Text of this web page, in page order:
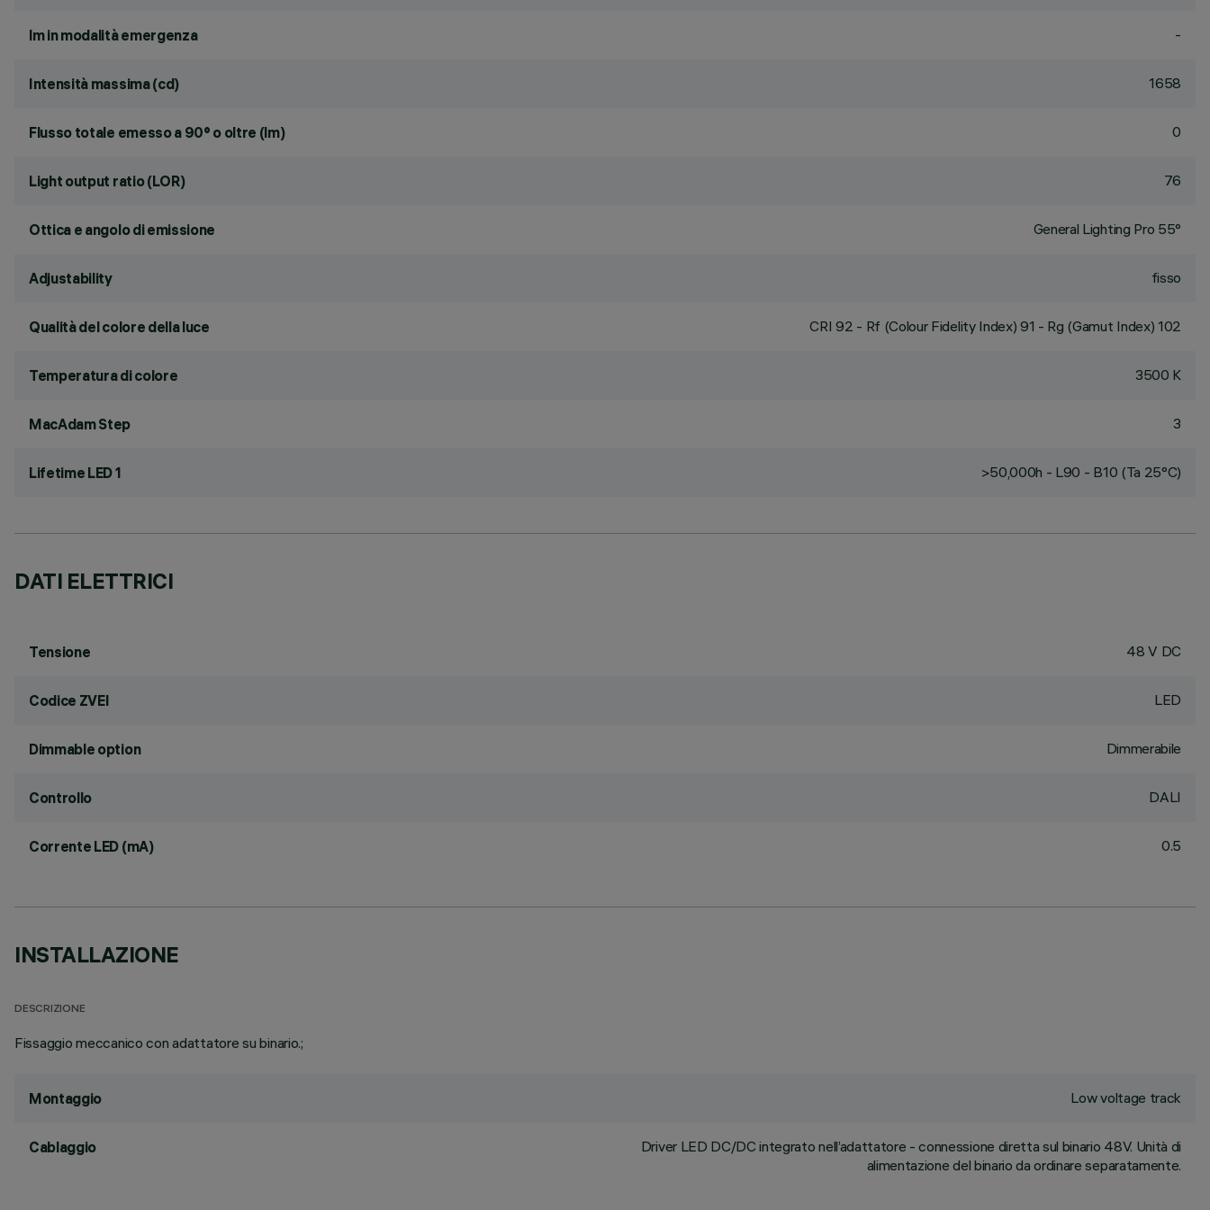
lm in modalità emergenza -
Intensità massima (cd) 1658
Flusso totale emesso a 90° o oltre (lm) 0
Light output ratio (LOR) 76
Ottica e angolo di emissione General Lighting Pro 55°
Adjustability fisso
Qualità del colore della luce CRI92 - Rf (Colour Fidelity Index) 91 - Rg (Gamut Index) 102
Temperatura di colore 3500 K
MacAdam Step 3
Lifetime LED 1 >50,000h - L90 - B10 (Ta 25°C)
DATI ELETTRICI
Tensione 48 V DC
Codice ZVEI LED
Dimmable option Dimmerabile
Controllo DALI
Corrente LED (mA) 0.5
INSTALLAZIONE
DESCRIZIONE
Fissaggio meccanico con adattatore su binario.;
Montaggio Low voltage track
Cablaggio
Driver LED DC/DC integrato nell’adattatore - connessione diretta sul binario 48V. Unità di
alimentazione del binario da ordinare separatamente.